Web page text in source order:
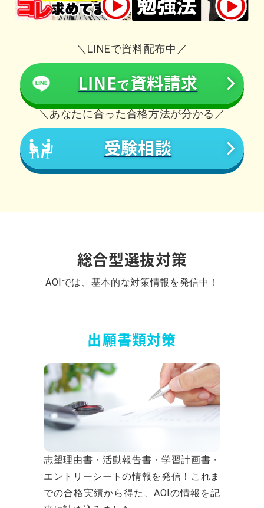
＼LINEで資料配布中／
LINEで資料請求
＼あなたに合った合格方法が分かる／
受験相談
総合型選抜対策
AOIでは、基本的な対策情報を発信中！
出願書類対策
志望理由書・活動報告書・学習計画書・
エントリーシートの情報を発信！これま
での合格実績から得た、AOIの情報を記